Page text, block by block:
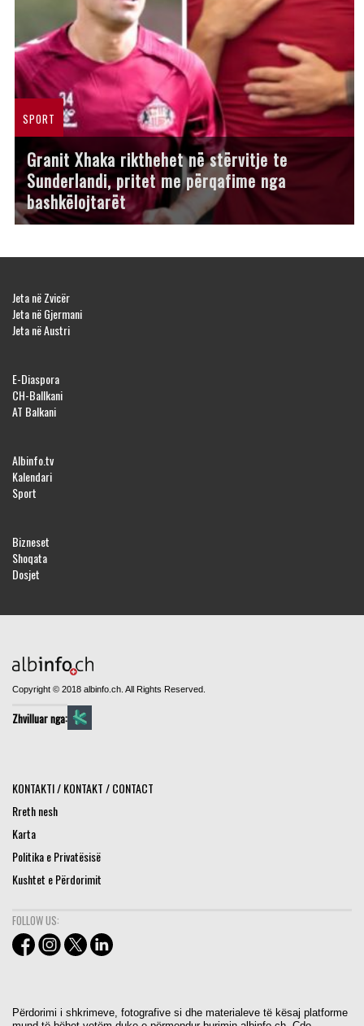
SPORT
Granit Xhaka rikthehet në stërvitje te
Sunderlandi, pritet me përqafime nga
bashkëlojtarët
Jeta në Zvicër
Jeta në Gjermani
Jeta në Austri
E-Diaspora
CH-Ballkani
AT Balkani
Albinfo.tv
Kalendari
Sport
Bizneset
Shoqata
Dosjet
Copyright © 2018 albinfo.ch. All Rights Reserved.
Zhvilluar nga:
KONTAKTI / KONTAKT / CONTACT
Rreth nesh
Karta
Politika e Privatësisë
Kushtet e Përdorimit
FOLLOW US:
Përdorimi i shkrimeve, fotografive si dhe materialeve të kësaj platforme